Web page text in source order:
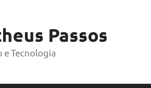
Passos
e Tecnologia